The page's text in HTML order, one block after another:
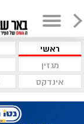
ראשי
מגזין
אינדקס